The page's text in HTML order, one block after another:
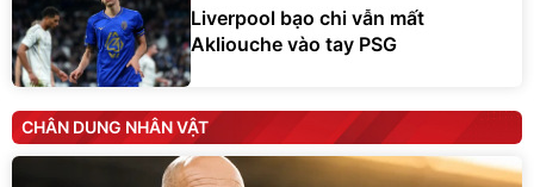
Liverpool bạo chi vẫn mất
Akliouche vào tay PSG
CHÂN DUNG NHÂN VẬT